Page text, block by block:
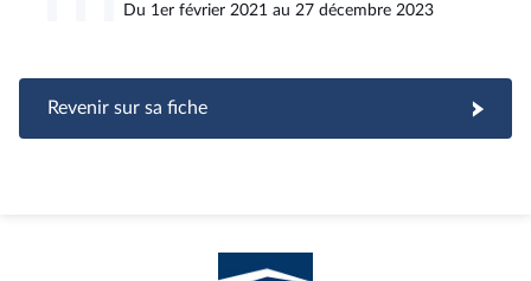
Du 1er février 2021 au 27 décembre 2023
Revenir sur sa fiche